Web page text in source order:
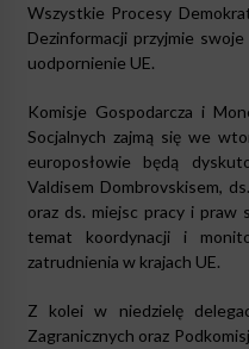
Wszystkie Procesy
Dezinformacji przyjmie
uodpornienie UE.
Komisje Gospodarcza i
Socjalnych zajmą się we
europosłowie będą
Valdisem Dombrovskisem,
oraz ds. miejsc pracy i praw
temat koordynacji i
zatrudnienia w krajach UE.
Z kolei w niedzielę
Zagranicznych oraz